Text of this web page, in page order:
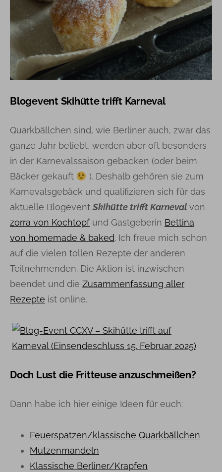
Blogevent Skihütte trifft Karneval
Quarkbällchen sind, wie Berliner auch, zwar das
ganze Jahr beliebt, werden aber oft besonders
in der Karnevalssaison gebacken (oder beim
Bäcker gekauft
). Deshalb gehören sie zum
Karnevalsgebäck und qualifizieren sich für das
aktuelle Blogevent Skihütte trifft Karneval von
zorra von Kochtopfund Gastgeberin Bettina
von homemade & baked. Ich freue mich schon
auf die vielen tollen Rezepte der anderen
Teilnehmenden. Die Aktion ist inzwischen
beendet und die Zusammenfassung aller
Rezepte ist online.
Doch Lust die Fritteuse anzuschmeißen?
Dann habe ich hier einige Ideen für euch:
Feuerspatzen/klassische Quarkbällchen
Mutzenmandeln
Klassische Berliner/Krapfen